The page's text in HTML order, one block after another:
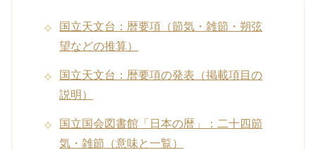
国立天文台：暦要項（節気・雑節・朔弦
望などの推算）
国立天文台：暦要項の発表（掲載項目の
説明）
国立国会図書館「日本の暦」：二十四節
気・雑節（意味と一覧）